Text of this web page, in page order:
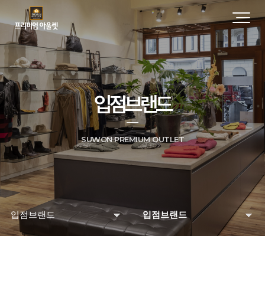
입점브랜드
SUWON PREMIUM OUTLET
입점브랜드 입점브랜드